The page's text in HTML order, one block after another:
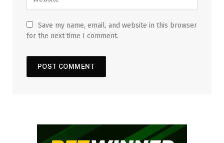
Save my name, email, and website in this browser
for the next time I comment.